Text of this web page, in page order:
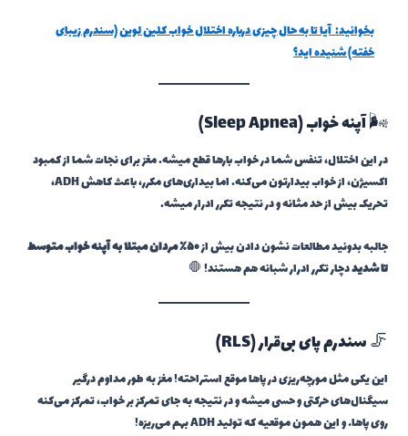
بخوانید:آیا تا به حال چیزی درباره اختلال خواب کلین لوین (سندرم زیبای
خفته) شنیده اید؟
🌬️ آپنه خواب (Sleep Apnea)
در این اختلال، تنفس شما در خواب بارها قطع میشه. مغز برای نجات شما از کمبود
اکسیژن، از خواب بیدارتون می‌کنه. اما بیداری‌های مکرر، باعث کاهش ADH،
تحریک بیش از حد مثانه و در نتیجه تکرر ادرار میشه.
جالبه بدونید مطالعات نشون دادن بیش از
۵۰٪ مردان مبتلا به آپنه خواب متوسط
تا شدیددچار تکرر ادرار شبانه هم هستند! 🛑
🦵 سندرم پای بی‌قرار (RLS)
این یکی مثل مورچه‌ریزی در پاها موقع استراحته! مغز به طور مداوم درگیر
سیگنال‌های حرکتی و حسی میشه و در نتیجه به جای تمرکز بر خواب، تمرکز می‌کنه
روی پاها… و این همون موقعیه که تولید ADH بهم می‌ریزه!